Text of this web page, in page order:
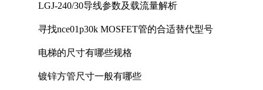
LGJ-240/30导线参数及载流量解析
寻找nce01p30k MOSFET管的合适替代型号
电梯的尺寸有哪些规格
镀锌方管尺寸一般有哪些